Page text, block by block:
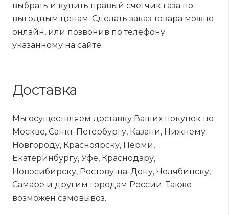
выбрать и купить правый счетчик газа по
выгодным ценам. Сделать заказ товара можно
онлайн, или позвонив по телефону
указанному на сайте.
Доставка
Мы осуществляем доставку Ваших покупок по
Москве, Санкт-Петербургу, Казани, Нижнему
Новгороду, Красноярску, Перми,
Екатеринбургу, Уфе, Краснодару,
Новосибирску, Ростову-на-Дону, Челябинску,
Самаре и другим городам России. Также
возможен самовывоз.